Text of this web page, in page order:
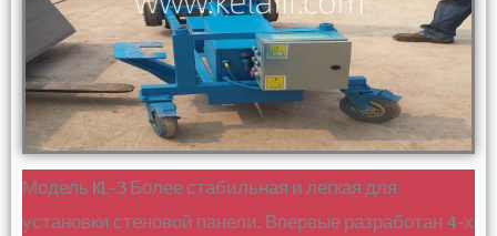
Модель KL-3 Более стабильная и легкая для
установки стеновой панели. Впервые разработан 4-х